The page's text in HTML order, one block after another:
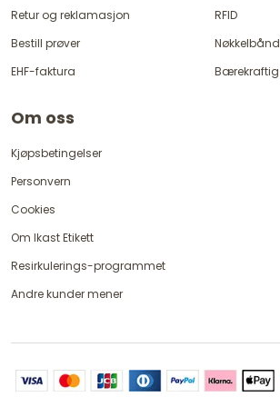
Retur og reklamasjon
Bestill prøver
EHF-faktura
RFID
Nøkkelbånd
Bærekraftig
Om oss
Kjøpsbetingelser
Personvern
Cookies
Om Ikast Etikett
Resirkulerings-programmet
Andre kunder mener